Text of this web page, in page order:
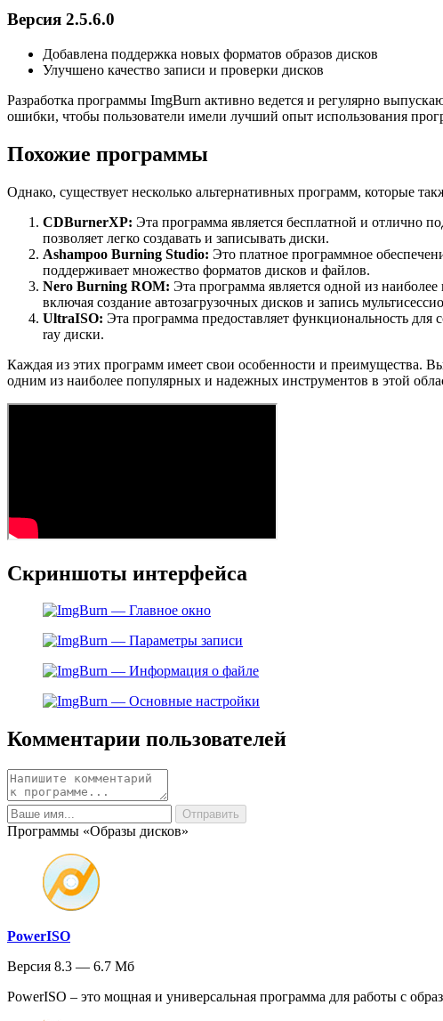
Версия 2.5.6.0
Добавлена поддержка новых форматов образов дисков
Улучшено качество записи и проверки дисков
Разработка программы ImgBurn активно ведется и регулярно
ошибки, чтобы пользователи имели лучший опыт использования
Похожие программы
Однако, существует несколько альтернативных программ, которые
CDBurnerXP: Эта программа является бесплатной и отлично
позволяет легко создавать и записывать диски.
Ashampoo Burning Studio: Это платное программное
поддерживает множество форматов дисков и файлов.
Nero Burning ROM: Эта программа является одной из
включая создание автозагрузочных дисков и запись
UltraISO: Эта программа предоставляет функциональность
ray диски.
Каждая из этих программ имеет свои особенности и преимущества.
одним из наиболее популярных и надежных инструментов в этой
Скриншоты интерфейса
Комментарии пользователей
Программы «Образы дисков»
PowerISO
Версия 8.3 — 6.7 Мб
PowerISO – это мощная и универсальная программа для работы с